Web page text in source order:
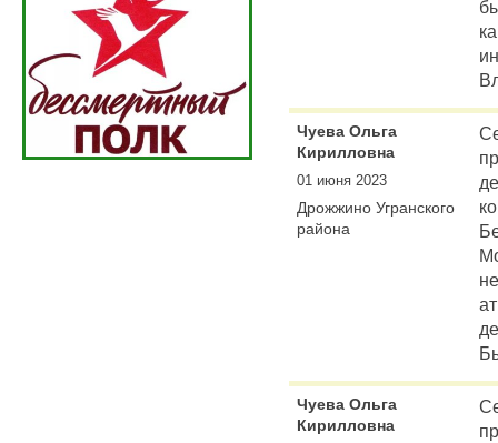
Чуева Ольга
Кирилловна
01 июня 2023
Дрожжино Угранского
района
Чуева Ольга
Кирилловна